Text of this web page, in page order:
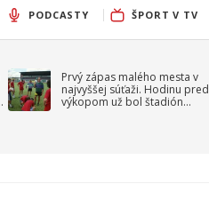
PODCASTY ŠPORT V TV
Prvý zápas malého mesta v
najvyššej súťaži. Hodinu pred
výkopom už bol štadión